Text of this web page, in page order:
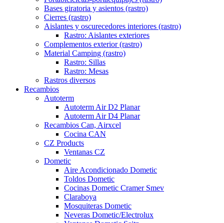
Bases giratoria y asientos (rastro)
Cierres (rastro)
Aislantes y oscurecedores interiores (rastro)
Rastro: Aislantes exteriores
Complementos exterior (rastro)
Material Camping (rastro)
Rastro: Sillas
Rastro: Mesas
Rastros diversos
Recambios
Autoterm
Autoterm Air D2 Planar
Autoterm Air D4 Planar
Recambios Can, Airxcel
Cocina CAN
CZ Products
Ventanas CZ
Dometic
Aire Acondicionado Dometic
Toldos Dometic
Cocinas Dometic Cramer Smev
Claraboya
Mosquiteras Dometic
Neveras Dometic/Electrolux